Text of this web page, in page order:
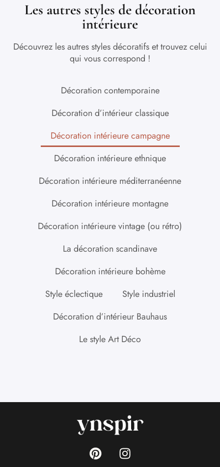
Les autres styles de décoration
intérieure
Découvrez les autres styles décoratifs et trouvez celui
qui vous correspond !
Décoration contemporaine
Décoration d’intérieur classique
Décoration intérieure campagne
Décoration intérieure ethnique
Décoration intérieure méditerranéenne
Décoration intérieure montagne
Décoration intérieure vintage (ou rétro)
La décoration scandinave
Décoration intérieure bohème
Style éclectique
Style industriel
Décoration d’intérieur Bauhaus
Le style Art Déco